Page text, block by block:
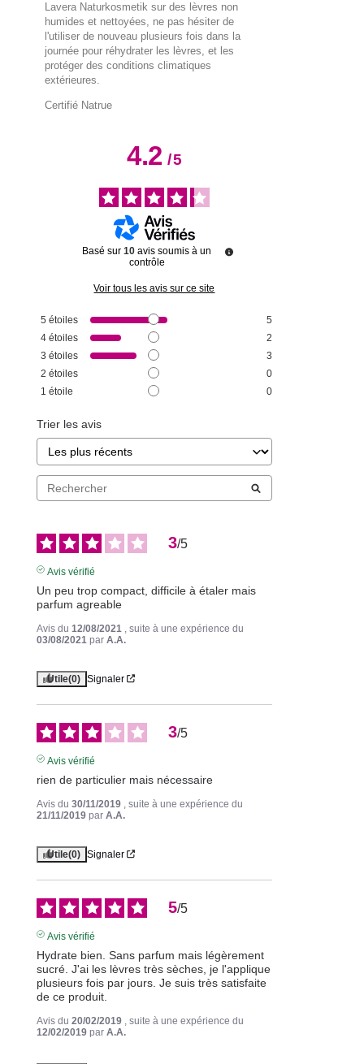
Lavera Naturkosmetik sur des lèvres non
humides et nettoyées, ne pas hésiter de
l'utiliser de nouveau plusieurs fois dans la
journée pour réhydrater les lèvres, et les
protéger des conditions climatiques
extérieures.
Certifié Natrue
4.2/5
Basé sur10 avis soumis à un
contrôle
Voir tous les avis sur ce site
5 étoiles
5
4 étoiles
2
3 étoiles
3
2 étoiles
0
1 étoile 0
Trier les avis
3/5
Avis vérifié
Un peu trop compact, difficile à étaler mais
parfum agreable
Avis du 12/08/2021 , suite à une expérience du
03/08/2021 par A.A.
Utile(0) Signaler
3/5
Avis vérifié
rien de particulier mais nécessaire
Avis du 30/11/2019 , suite à une expérience du
21/11/2019 par A.A.
Utile(0) Signaler
5/5
Avis vérifié
Hydrate bien. Sans parfum mais légèrement
sucré. J'ai les lèvres très sèches, je l'applique
plusieurs fois par jours. Je suis très satisfaite
de ce produit.
Avis du 20/02/2019 , suite à une expérience du
12/02/2019 par A.A.